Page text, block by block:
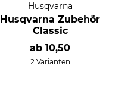
Husqvarna
Husqvarna Zubehör
Classic
ab10,50
2 Varianten